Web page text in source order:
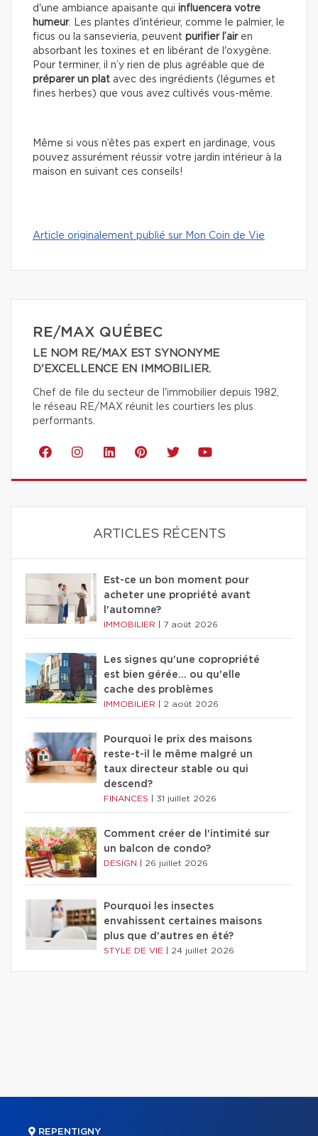
d'une ambiance apaisante qui influencera votre
humeur. Les plantes d'intérieur, comme le palmier, le
ficus ou la sansevieria, peuvent purifier l’airen
absorbant les toxines et en libérant de l'oxygène.
Pour terminer, il n’y rien de plus agréable que de
préparer un plat avec des ingrédients (légumes et
fines herbes) que vous avez cultivés vous-même.
Même si vous n’êtes pas expert en jardinage, vous
pouvez assurément réussir votre jardin intérieur à la
maison en suivant ces conseils!
Article originalement publié sur Mon Coin de Vie
RE/MAX QUÉBEC
LE NOM RE/MAX EST SYNONYME
D'EXCELLENCE EN IMMOBILIER.
Chef de file du secteur de l'immobilier depuis 1982,
le réseau RE/MAX réunit les courtiers les plus
performants.
ARTICLES RÉCENTS
Est-ce un bon moment pour
acheter une propriété avant
l'automne?
IMMOBILIER 7 août 2026
Les signes qu'une copropriété
est bien gérée… ou qu'elle
cache des problèmes
IMMOBILIER 2 août 2026
Pourquoi le prix des maisons
reste-t-il le même malgré un
taux directeur stable ou qui
descend?
FINANCES 31 juillet 2026
Comment créer de l'intimité sur
un balcon de condo?
DESIGN 26 juillet 2026
Pourquoi les insectes
envahissent certaines maisons
plus que d'autres en été?
STYLE DE VIE 24 juillet 2026
REPENTIGNY